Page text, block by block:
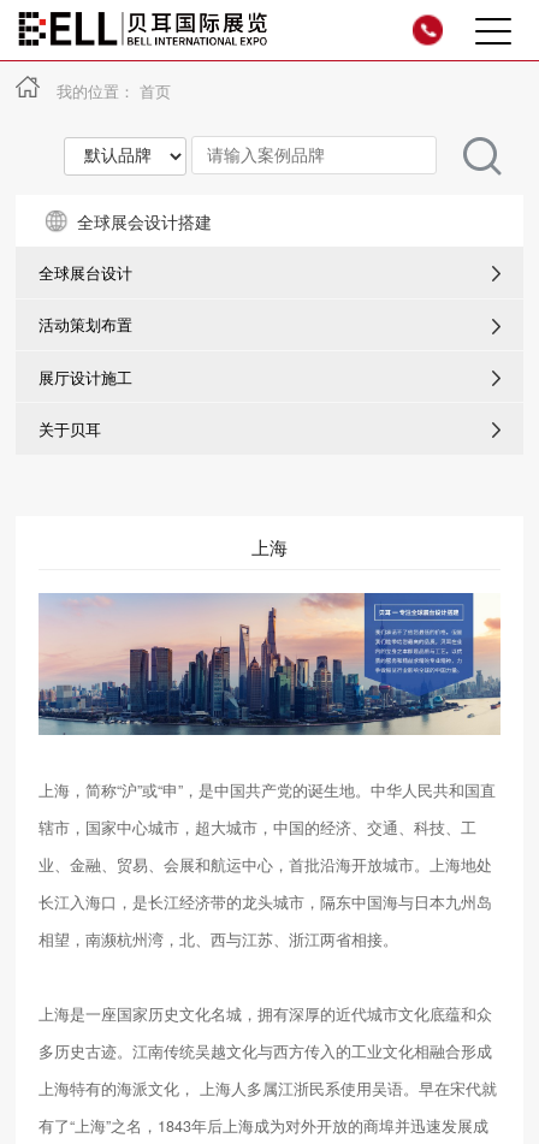
我的位置： 首页
全球展会设计搭建
全球展台设计
活动策划布置
展厅设计施工
关于贝耳
上海
上海，简称“沪”或“申”，是中国共产党的诞生地。中华人民共和国直
辖市，国家中心城市，超大城市，中国的经济、交通、科技、工
业、金融、贸易、会展和航运中心，首批沿海开放城市。上海地处
长江入海口，是长江经济带的龙头城市，隔东中国海与日本九州岛
相望，南濒杭州湾，北、西与江苏、浙江两省相接。
上海是一座国家历史文化名城，拥有深厚的近代城市文化底蕴和众
多历史古迹。江南传统吴越文化与西方传入的工业文化相融合形成
上海特有的海派文化， 上海人多属江浙民系使用吴语。早在宋代就
有了“上海”之名，1843年后上海成为对外开放的商埠并迅速发展成